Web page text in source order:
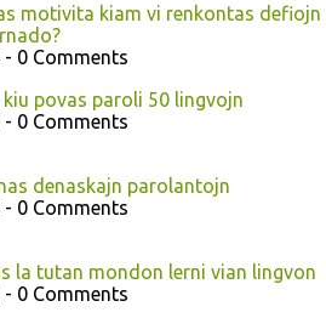
motivita kiam vi renkontas defiojn
- 0 Comments
povas paroli 50 lingvojn
- 0 Comments
denaskajn parolantojn
- 0 Comments
la tutan mondon lerni vian lingvon
- 0 Comments